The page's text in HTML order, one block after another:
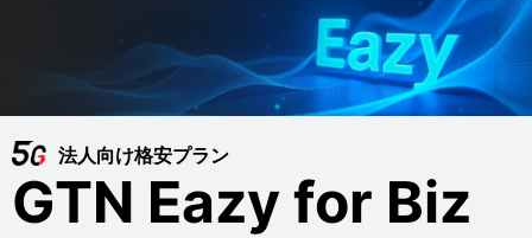
法人向け格安プラン
GTN Eazy for Biz